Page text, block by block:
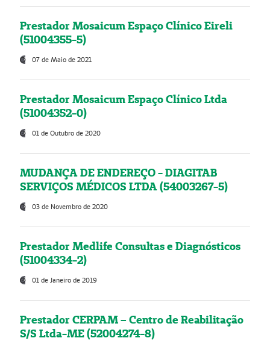
Prestador Mosaicum Espaço Clínico Eireli
(51004355-5)
07 de Maio de 2021
Prestador Mosaicum Espaço Clínico Ltda
(51004352-0)
01 de Outubro de 2020
MUDANÇA DE ENDEREÇO - DIAGITAB
SERVIÇOS MÉDICOS LTDA (54003267-5)
03 de Novembro de 2020
Prestador Medlife Consultas e Diagnósticos
(51004334-2)
01 de Janeiro de 2019
Prestador CERPAM – Centro de Reabilitação
S/S Ltda-ME (52004274-8)